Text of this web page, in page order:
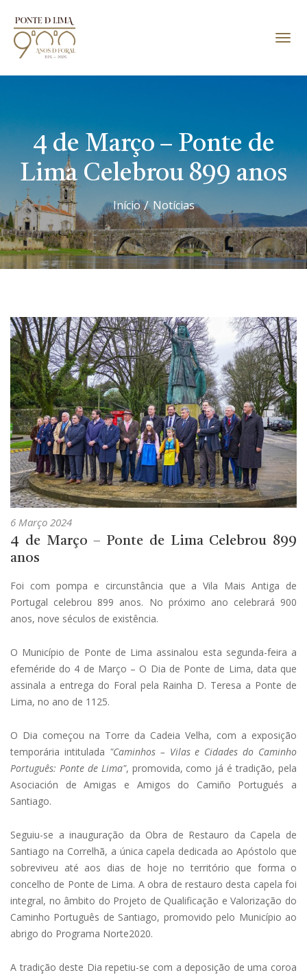
4 de Março – Ponte de
Lima Celebrou 899 anos
Início Notícias
6 Março 2024
4 de Março – Ponte de Lima Celebrou 899
anos
Foi com pompa e circunstância que a Vila Mais Antiga de
Portugal celebrou 899 anos. No próximo ano celebrará 900
anos, nove séculos de existência.
O Município de Ponte de Lima assinalou esta segunda-feira a
efeméride do 4 de Março – O Dia de Ponte de Lima, data que
assinala a entrega do Foral pela Rainha D. Teresa a Ponte de
Lima, no ano de 1125.
O Dia começou na Torre da Cadeia Velha, com a exposição
temporária intitulada "Caminhos – Vilas e Cidades do Caminho
Português: Ponte de Lima", promovida, como já é tradição, pela
Asociación de Amigas e Amigos do Camiño Portugués a
Santiago.
Seguiu-se a inauguração da Obra de Restauro da Capela de
Santiago na Correlhã, a única capela dedicada ao Apóstolo que
sobreviveu até aos dias de hoje no território que forma o
concelho de Ponte de Lima. A obra de restauro desta capela foi
integral, no âmbito do Projeto de Qualificação e Valorização do
Caminho Português de Santiago, promovido pelo Município ao
abrigo do Programa Norte2020.
A tradição deste Dia repetiu-se com a deposição de uma coroa